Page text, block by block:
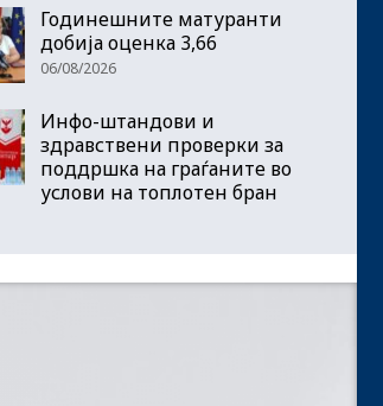
Годинешните матуранти
добија оценка 3,66
06/08/2026
Инфо-штандови и
здравствени проверки за
поддршка на граѓаните во
услови на топлотен бран